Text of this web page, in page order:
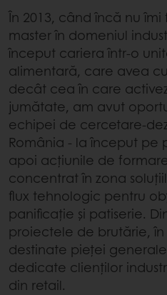
În 2013, când încă nu
master în domeniul
început cariera într-o
alimentară, care avea
decât cea în care
jumătate, am avut
echipei de cercetare-
România - la început pe
apoi acțiunile de
concentrat în zona
flux tehnologic pentru
panificație și patiserie.
proiectele de brutărie,
destinate pieței
dedicate clienților
din retail.